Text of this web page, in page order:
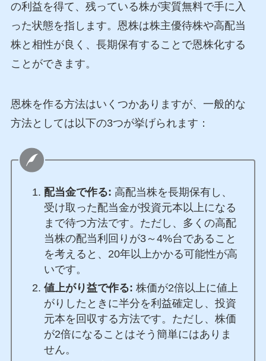
の利益を得て、残っている株が実質無料で手に入
った状態を指します。恩株は株主優待株や高配当
株と相性が良く、長期保有することで恩株化する
ことができます​​。
恩株を作る方法はいくつかありますが、一般的な
方法としては以下の3つが挙げられます​ ​：
配当金で作る: 高配当株を長期保有し、
受け取った配当金が投資元本以上になる
まで待つ方法です。ただし、多くの高配
当株の配当利回りが3～4%台であること
を考えると、20年以上かかる可能性が高
いです。
値上がり益で作る: 株価が2倍以上に値上
がりしたときに半分を利益確定し、投資
元本を回収する方法です。ただし、株価
が2倍になることはそう簡単にはありま
せん。